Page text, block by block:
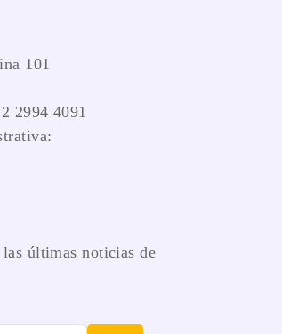
101
2994 4091
últimas noticias de